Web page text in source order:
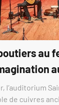
au
l’auditorium
de cuivres